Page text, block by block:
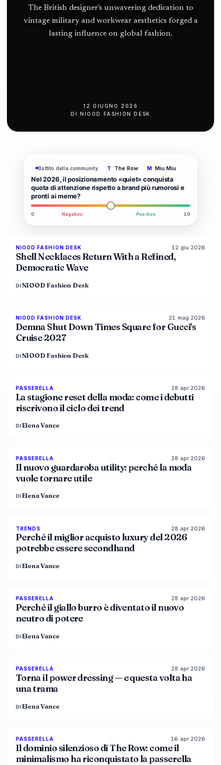
The British designer's unwavering dedication to
vintage military and workwear aesthetics forged a
lasting influence on global fashion.
12 GIUGNO 2026
DI NIOOD FASHION DESK
Battito della community T The Row M Miu Miu
Nel 2026, il posizionamento «quiet» conquista
quota di attenzione rispetto a brand più rumorosi e
pronti ai meme?
0 Negativo Positivo 10
LIVE BRIEF
NIOOD FASHION DESK 12 giu 2026
Shell Necklaces Return With a Refined,
Democratic Wave
DINIOOD Fashion Desk
LIVE BRIEF
NIOOD FASHION DESK 21 mag 2026
Demna Shut Down Times Square for Gucci's
Cruise 2027
DINIOOD Fashion Desk
88% 72
PASSERELLA 28 apr 2026
La stagione reset della moda: come i debutti
riscrivono il ciclo dei trend
DI Elena Vance
87% 47
PASSERELLA 28 apr 2026
Il nuovo guardaroba utility: perché la moda
vuole tornare utile
DI Elena Vance
89% 49
TRENDS 28 apr 2026
Perché il miglior acquisto luxury del 2026
potrebbe essere secondhand
DIElena Vance
86% 86
PASSERELLA 28 apr 2026
Perché il giallo burro è diventato il nuovo
neutro di potere
DIElena Vance
86% 61
PASSERELLA 28 apr 2026
Torna il power dressing — e questa volta ha
una trama
DIElena Vance
93% 67
PASSERELLA 16 apr 2026
Il dominio silenzioso di The Row: come il
minimalismo ha riconquistato la passerella